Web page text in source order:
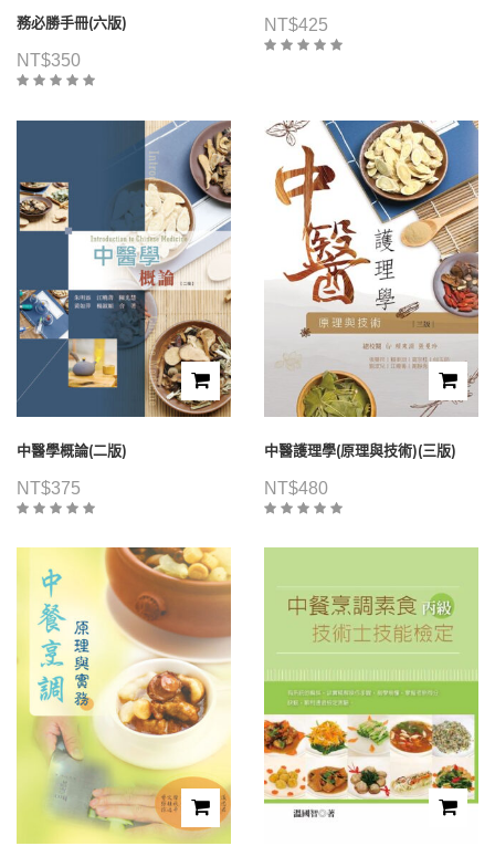
務必勝手冊(六版)
NT$350
NT$425
中醫學概論(二版)
NT$375
中醫護理學(原理與技術)(三版)
NT$480